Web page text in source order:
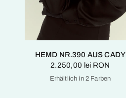
HEMD NR.390 AUS CADY
2.250,00 lei RON
Optisch WeißTiefschwarz
Erhältlich in 2 Farben